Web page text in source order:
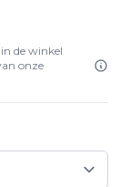
de winkel
onze